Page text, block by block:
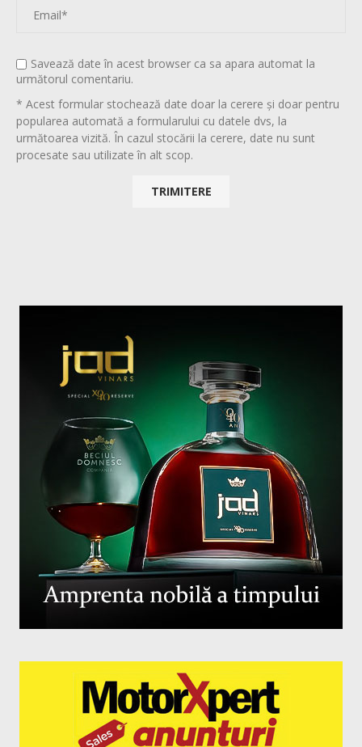
Savează date în acest browser ca sa apara automat la
următorul comentariu.
* Acest formular stochează date doar la cerere și doar pentru
popularea automată a formularului cu datele dvs, la
următoarea vizită. În cazul stocării la cerere, date nu sunt
procesate sau utilizate în alt scop.